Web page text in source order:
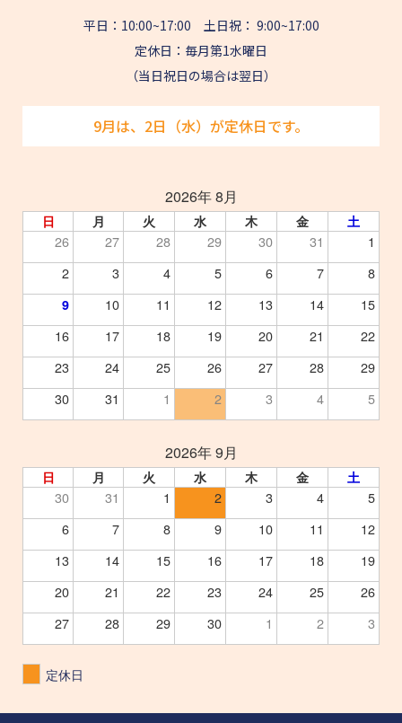
平日：10:00~17:00 土日祝： 9:00~17:00
定休日：毎月第1水曜日
（当日祝日の場合は翌日）
9月は、2日（水）が定休日です。
2026年 8月
日 月 火 水 木 金 土
26 27 28 29 30 31
1
2
3 4 5 6 7 8
9 10 11 12 13 14
15
16
17 18 19 20 21
22
23
24 25 26 27 28
29
30
31 1 2 3 4 5
2026年 9月
日 月 火 水 木 金 土
30 31 1 2 3 4
5
6
7 8 9 10 11
12
13
14 15 16 17 18
19
20
21 22 23 24 25
26
27
28 29 30 1 2 3
定休日